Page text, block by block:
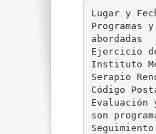
Lugar y
Programas
abordadas
Ejercicio
Instituto
Serapio
Código
Evaluación
son
Seguimiento